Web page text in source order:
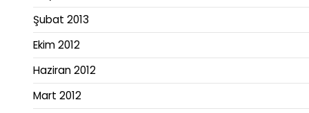
Şubat 2013
Ekim 2012
Haziran 2012
Mart 2012